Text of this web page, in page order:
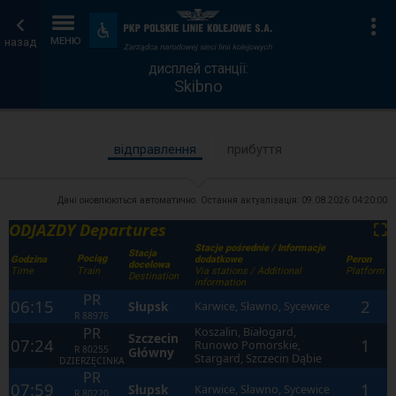
назад МЕНЮ
Пристосування
та
зручності
дисплей
станції
Головна
сторінка
дисплей станції:
Skibno
відправлення прибуття
Дані оновлюються автоматично. Остання актуалізація: 09.08.2026 04:20:00
ODJAZDY Departures ⛶
Godzina
Time
Pociąg
Train
Stacja
docelowa
Destination
Stacje pośrednie / Informacje
dodatkowe
Via stations / Additional
information
Peron
Platform
06:15 PR
R 88976
Słupsk Karwice, Sławno, Sycewice
2
07:24
PR
R 80255
DZIERŻĘCINKA
Szczecin
Główny
Koszalin, Białogard,
Runowo Pomorskie,
Stargard, Szczecin Dąbie
1
07:59
PR
R 80220
Słupsk Karwice, Sławno, Sycewice 1